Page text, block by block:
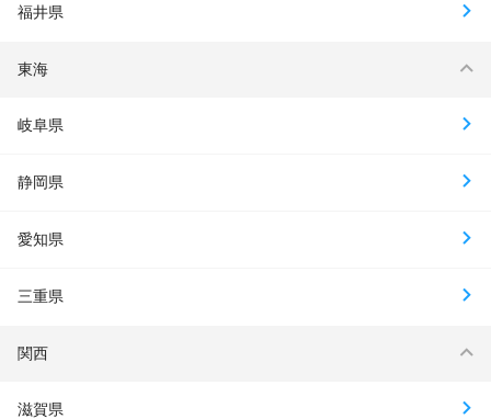
福井県
東海
岐阜県
静岡県
愛知県
三重県
関西
滋賀県